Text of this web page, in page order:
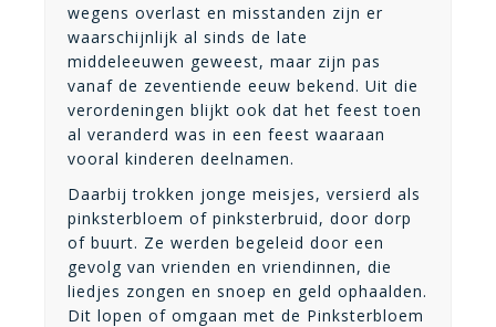
wegens overlast en misstanden zijn er
waarschijnlijk al sinds de late
middeleeuwen geweest, maar zijn pas
vanaf de zeventiende eeuw bekend. Uit die
verordeningen blijkt ook dat het feest toen
al veranderd was in een feest waaraan
vooral kinderen deelnamen.
Daarbij trokken jonge meisjes, versierd als
pinksterbloem of pinksterbruid, door dorp
of buurt. Ze werden begeleid door een
gevolg van vrienden en vriendinnen, die
liedjes zongen en snoep en geld ophaalden.
Dit lopen of omgaan met de Pinksterbloem